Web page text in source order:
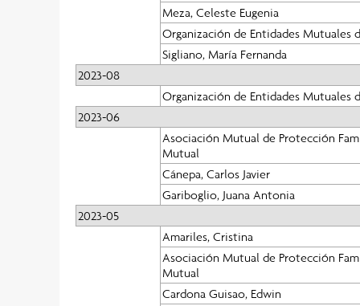
Meza, Celeste Eugenia
Organización de Entidades Mutuales
Sigliano, María Fernanda
2023-08
Organización de Entidades Mutuales
2023-06
Asociación Mutual de Protección
Mutual
Cánepa, Carlos Javier
Gariboglio, Juana Antonia
2023-05
Amariles, Cristina
Asociación Mutual de Protección
Mutual
Cardona Guisao, Edwin